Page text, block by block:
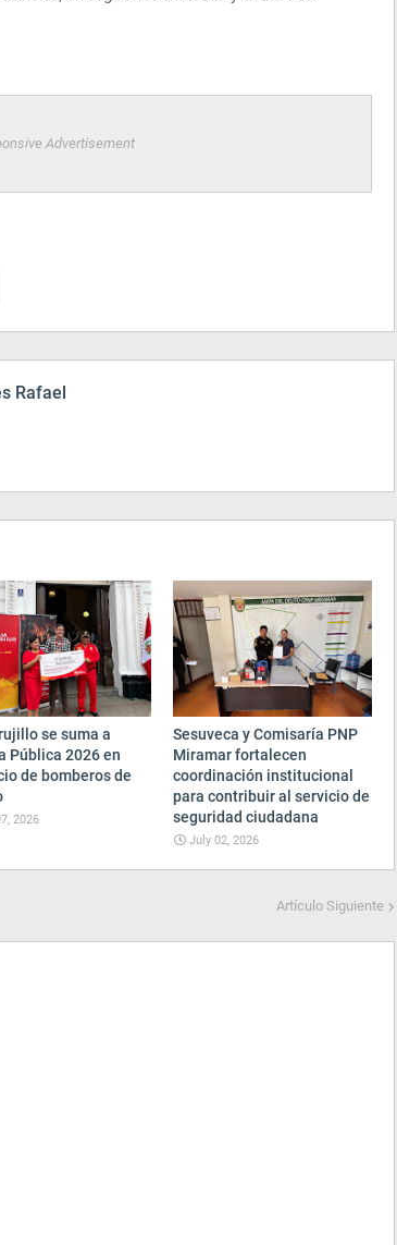
Advertisement
Rafael
se suma a
Pública 2026 en
de bomberos de
2026
Sesuveca y Comisaría PNP
Miramar fortalecen
coordinación institucional
para contribuir al servicio de
seguridad ciudadana
July 02, 2026
Artículo Siguiente